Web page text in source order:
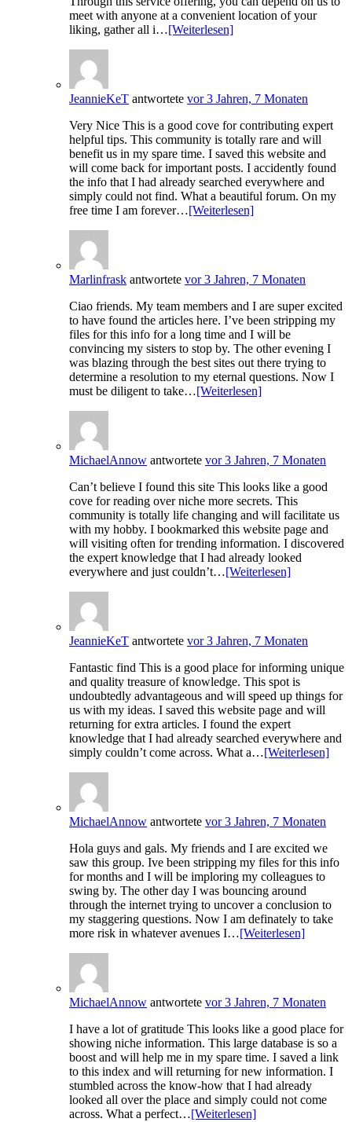
meet with anyone at a convenient location of your
liking, gather all i…[Weiterlesen]
JeannieKeT antwortete vor 3 Jahren, 7 Monaten
Very Nice This is a good cove for contributing expert
helpful tips. This community is totally rare and will
benefit us in my spare time. I saved this website and
will come back for important posts. I accidently found
the info that I had already searched everywhere and
simply could not find. What a beautiful forum. On my
free time I am forever…[Weiterlesen]
Marlinfrask antwortete vor 3 Jahren, 7 Monaten
Ciao friends. My team members and I are super excited
to have found the articles here. I’ve been stripping my
files for this info for a long time and I will be
convincing my sisters to stop by. The other evening I
was blazing through the best sites out there trying to
determine a resolution to my eternal questions. Now I
must be diligent to take…[Weiterlesen]
MichaelAnnow antwortete vor 3 Jahren, 7 Monaten
Can’t believe I found this site This looks like a good
cove for reading over niche more secrets. This
community is totally life changing and will facilitate us
with my hobby. I bookmarked this website page and
will visiting often for trending information. I discovered
the expert knowledge that I had already looked
everywhere and just couldn’t…[Weiterlesen]
JeannieKeT antwortete vor 3 Jahren, 7 Monaten
Fantastic find This is a good place for informing unique
and quality treasure of knowledge. This spot is
undoubtedly advantageous and will speed up things for
us with my ideas. I saved this website page and will
returning for extra articles. I found the expert
knowledge that I had already searched everywhere and
simply couldn’t come across. What a…[Weiterlesen]
MichaelAnnow antwortete vor 3 Jahren, 7 Monaten
Hola guys and gals. My friends and I are excited we
saw this group. Ive been stripping my files for this info
for months and I will be imploring my colleagues to
swing by. The other day I was bouncing around
through the internet trying to uncover a conclusion to
my staggering questions. Now I am definately to take
more risk in whatever avenues I…[Weiterlesen]
MichaelAnnow antwortete vor 3 Jahren, 7 Monaten
I have a lot of gratitude This looks like a good place for
showing niche information. This large database is so a
boost and will help me in my spare time. I saved a link
to this index and will returning for new information. I
stumbled across the know-how that I had already
looked all over the place and simply could not come
across. What a perfect…[Weiterlesen]